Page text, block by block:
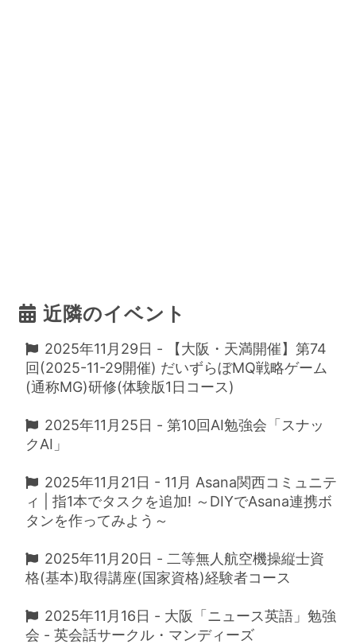
近隣のイベント
2025年11月29日 - 【大阪・天満開催】第74
回(2025-11-29開催) だいずらぼMQ戦略ゲーム
(通称MG)研修(体験版1日コース)
2025年11月25日 - 第10回AI勉強会「スナッ
クAI」
2025年11月21日 - 11月 Asana関西コミュニテ
ィ | 指1本でタスクを追加! ～DIYでAsana連携ボ
タンを作ってみよう～
2025年11月20日 - 二等無人航空機操縦士資
格(基本)取得講座(国家資格)経験者コース​
2025年11月16日 - 大阪「ニュース英語」勉強
会 - 英会話サークル・マンディーズ